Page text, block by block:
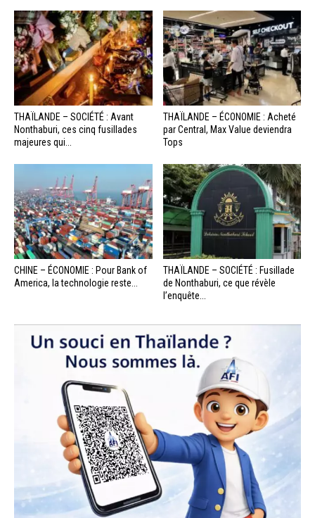
THAÏLANDE – SOCIÉTÉ : Avant
Nonthaburi, ces cinq fusillades
majeures qui...
THAÏLANDE – ÉCONOMIE : Acheté
par Central, Max Value deviendra
Tops
CHINE – ÉCONOMIE : Pour Bank of
America, la technologie reste...
THAÏLANDE – SOCIÉTÉ : Fusillade
de Nonthaburi, ce que révèle
l’enquête...